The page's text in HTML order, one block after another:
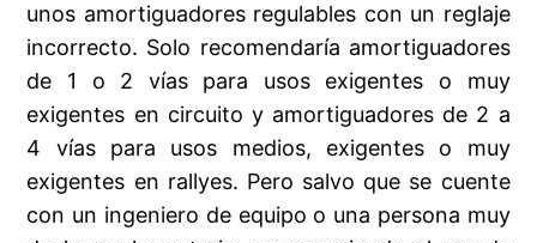
unos amortiguadores regulables con un reglaje
incorrecto. Solo recomendaría amortiguadores
de 1 o 2 vías para usos exigentes o muy
exigentes en circuito y amortiguadores de 2 a
4 vías para usos medios, exigentes o muy
exigentes en rallyes. Pero salvo que se cuente
con un ingeniero de equipo o una persona muy